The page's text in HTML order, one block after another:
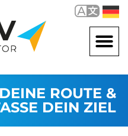
ROUTE &
DEIN ZIEL